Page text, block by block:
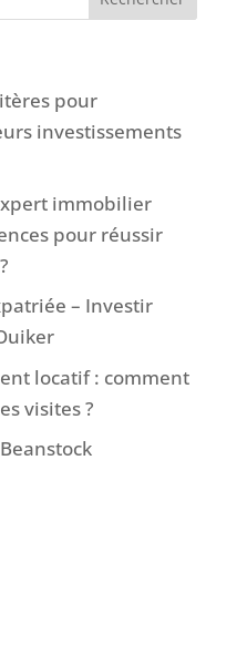
pour
investissements
immobilier
pour réussir
– Investir
locatif : comment
visites ?